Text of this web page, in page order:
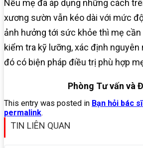
Nếu mẹ đã áp dụng những cách
xương sườn vẫn kéo dài với mức
ảnh hưởng tới sức khỏe thì mẹ
kiểm tra kỹ lưỡng, xác định nguyên
đó có biện pháp điều trị phù hợp
Phòng Tư vấn và
This entry was posted in Bạn hỏi bác
permalink.
TIN LIÊN QUAN